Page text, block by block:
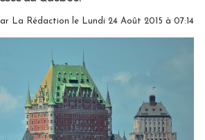
La Rédaction le Lundi 24 Août 2015 à 07:14